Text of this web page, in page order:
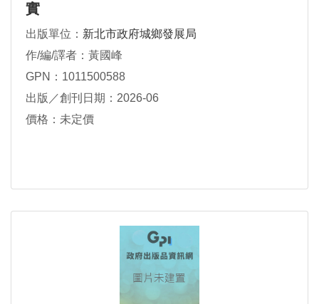
實
出版單位： 新北市政府城鄉發展局
作/編/譯者：黃國峰
GPN：1011500588
出版／創刊日期：2026-06
價格：未定價